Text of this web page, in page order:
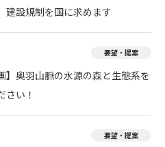
建設規制を国に求めます
要望・提案
】奥羽山脈の水源の森と生態系を
さい！
要望・提案